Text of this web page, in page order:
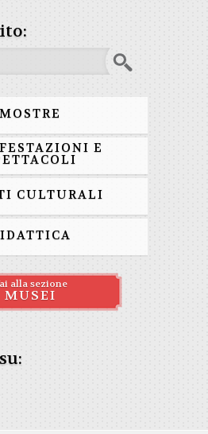
MOSTRE
E
CULTURALI
alla sezione
MUSEI